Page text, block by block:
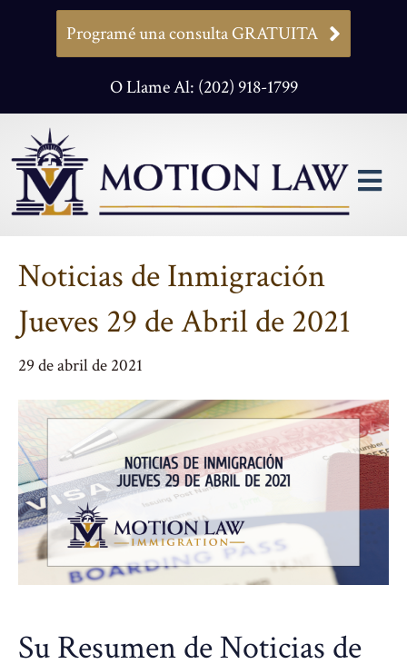
Programé una consulta GRATUITA
O Llame Al: (202) 918-1799
Noticias de Inmigración
Jueves 29 de Abril de 2021
29 de abril de 2021
Su Resumen de Noticias de